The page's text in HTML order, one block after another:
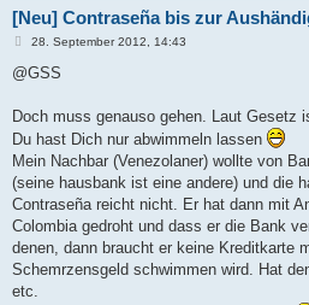
[Neu] Contraseña bis zur
B
i
a
28. September 2012, 14:43
@GSS
Doch muss genauso gehen. Laut Gesetz
Du hast Dich nur abwimmeln lassen
Mein Nachbar (Venezolaner) wollte von
(seine hausbank ist eine andere) und die
Contraseña reicht nicht. Er hat dann mit
Colombia gedroht und dass er die Bank
denen, dann braucht er keine Kreditkarte
Schemrzensgeld schwimmen wird. Hat
etc.